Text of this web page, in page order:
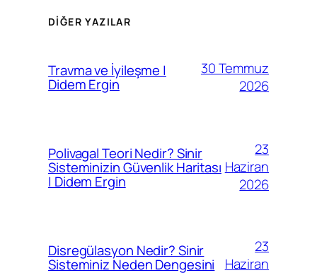
DİĞER YAZILAR
Travma ve İyileşme |
Didem Ergin
30 Temmuz
2026
Polivagal Teori Nedir? Sinir
Sisteminizin Güvenlik Haritası
| Didem Ergin
23
Haziran
2026
Disregülasyon Nedir? Sinir
Sisteminiz Neden Dengesini
23
Haziran